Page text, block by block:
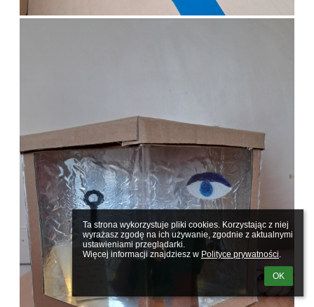
Ta strona wykorzystuje pliki cookies. Korzystając z niej
wyrażasz zgodę na ich używanie, zgodnie z aktualnymi
ustawieniami przeglądarki.
Więcej informacji znajdziesz w Polityce prywatności.
OK